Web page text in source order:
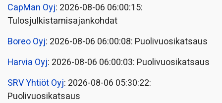
CapMan Oyj: 2026-08-06 06:00:15:
Tulosjulkistamisajankohdat
Boreo Oyj: 2026-08-06 06:00:08: Puolivuosikatsaus
Harvia Oyj: 2026-08-06 06:00:03: Puolivuosikatsaus
SRV Yhtiöt Oyj: 2026-08-06 05:30:22:
Puolivuosikatsaus